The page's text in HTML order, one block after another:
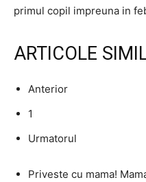
primul copil impreuna in
ARTICOLE
Anterior
1
Urmatorul
Priveste cu mama!